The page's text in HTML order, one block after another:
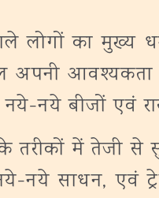
लोगों का मुख्य
आवश्यकता के
नये बीजों एवं
में तेजी से
नये साधन, एवं